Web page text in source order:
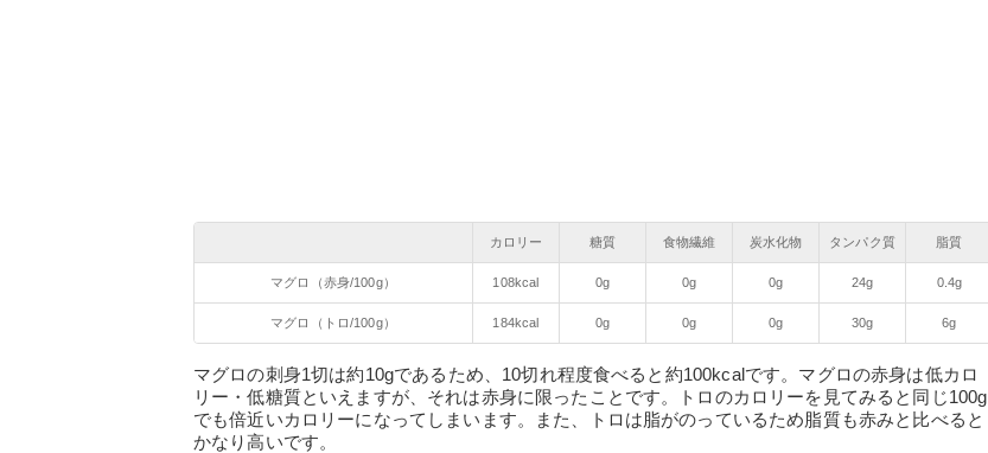
カロリー 糖質 食物繊維 炭水化物 タンパク質 脂質
マグロ（赤身/100g） 108kcal 0g 0g 0g 24g 0.4g
マグロ（トロ/100g） 184kcal 0g 0g 0g 30g 6g
マグロの刺身1切は約10gであるため、10切れ程度食べると約100kcalです。マグロの赤身は低カロ
リー・低糖質といえますが、それは赤身に限ったことです。トロのカロリーを見てみると同じ100g
でも倍近いカロリーになってしまいます。また、トロは脂がのっているため脂質も赤みと比べると
かなり高いです。